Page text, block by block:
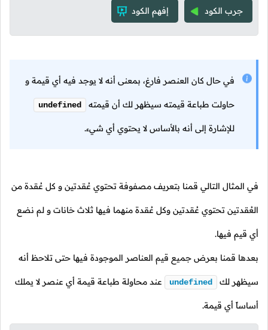
جرب الكود إفهم الكود
في حال كان العنصر فارغ، بمعنى أنه لا يوجد فيه أي قيمة و
حاولت طباعة قيمته سيظهر لك أن قيمته undefined
للإشارة إلى أنه بالأساس لا يحتوي أي شيء.
في المثال التالي قمنا بتعريف مصفوفة تحتوي عُقدتين و كل عُقدة من
العُقدتين تحتوي عُقدتين وكل عُقدة منهما فيها ثلاث خانات و لم نضع
أي قيم فيها.
بعدها قمنا بعرض جميع قيم العناصر الموجودة فيها حتى تلاحظ أنه
سيظهر لك undefined عند محاولة طباعة قيمة أي عنصر لا يملك
أساساً أي قيمة.